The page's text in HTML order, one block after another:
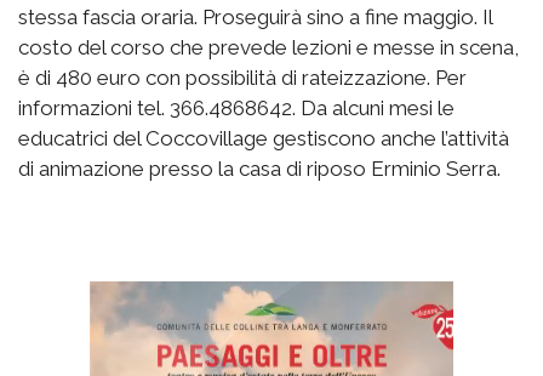
stessa fascia oraria. Proseguirà sino a fine maggio. Il
costo del corso che prevede lezioni e messe in scena,
è di 480 euro con possibilità di rateizzazione. Per
informazioni tel. 366.4868642. Da alcuni mesi le
educatrici del Coccovillage gestiscono anche l’attività
di animazione presso la casa di riposo Erminio Serra.